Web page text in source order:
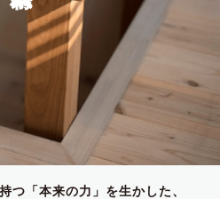
つ「本来の力」を生かした、